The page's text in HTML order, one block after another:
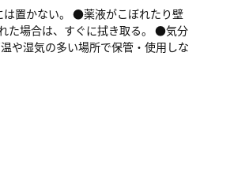
置かない。 ●薬液がこぼれたり壁
た場合は、すぐに拭き取る。 ●気分
や湿気の多い場所で保管・使用しな